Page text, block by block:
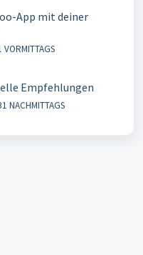
App mit deiner
Empfehlungen